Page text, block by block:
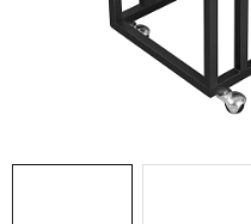
DETSKÉ A ŠTUDENTSKÉ
DOPLNKY A DEKORÁCIE
ZÁHRADA